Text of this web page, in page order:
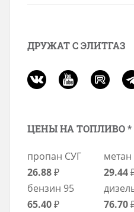
ДРУЖАТ С ЭЛИТГАЗ
ЦЕНЫ НА ТОПЛИВО *
пропан СУГ
26.88₽
29.44
бензин 95
65.40₽
76.70